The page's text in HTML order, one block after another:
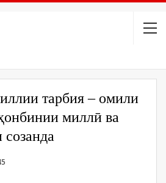
тарбия – омили
миллӣ ва